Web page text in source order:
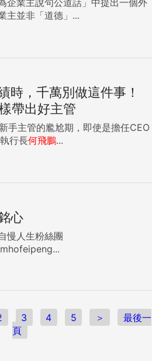
每年撥補兩百億元挹注後，勞工
革方案，僅是頭痛醫頭的暫時性減
寄予希望的
以總統的高度，突破來自於全台灣
民進黨內未來必須面對選舉的考
感的年金改革。 到底怎麼樣
五萬元以下，改革後的所得替代率
元以下者，改革後的所得替代率
國一四○年以後，屆時不需要再做
，全數由政府概括承受，避免另
負責任、有誠意的年金改革。 尊
問題，提出改革，我們就希望您
請您要更真切的認知改革必定遭
都遭致怨恨，都要丟失選票。可是
大的期待，拔出石中劍，大刀闊斧
主並非「道德」...
時，千萬別做這件事！
帶出好主管
手主管的尷尬期，即使是擔任CEO
行長何飛鵬...
心
慢人生粉絲團
3 4 5 ＞
最後一
頁